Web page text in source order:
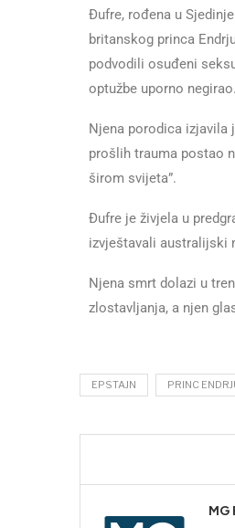
Đufre, rođena u
britanskog princa
podvodili osuđeni
optužbe uporno negirao.
Njena porodica izjavila
prošlih trauma postao
širom svijeta”.
Đufre je živjela u
izvještavali australijski
Njena smrt dolazi u
zlostavljanja, a njen
EPSTAJN PRINC
MG